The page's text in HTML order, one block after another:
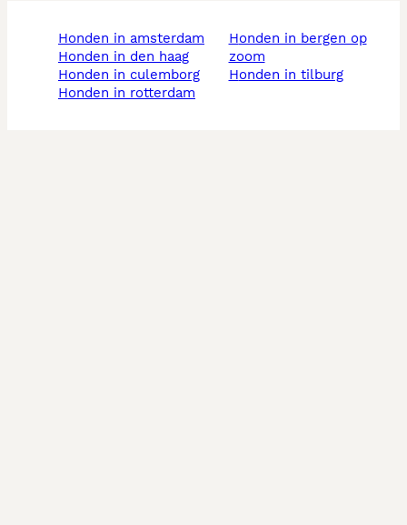
honden in amsterdam
honden in den haag
honden in culemborg
honden in rotterdam
honden in bergen op
zoom
honden in tilburg